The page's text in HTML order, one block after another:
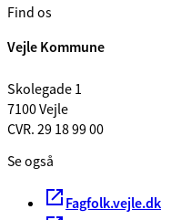
Find os
Vejle Kommune
Skolegade 1
7100 Vejle
CVR. 29 18 99 00
Se også
Fagfolk.vejle.dk